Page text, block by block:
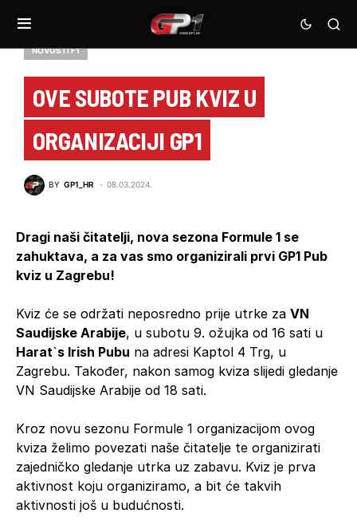
NOVOSTI F1
OVE SUBOTE PUB KVIZ U
ORGANIZACIJI GP1
BY GP1_HR 08.03.2024.
Dragi naši čitatelji, nova sezona Formule 1 se
zahuktava, a za vas smo organizirali prvi GP1 Pub
kviz u Zagrebu!
Kviz će se održati neposredno prije utrke za VN
Saudijske Arabije, u subotu 9. ožujka od 16 sati u
Harat`s Irish Pubu na adresi Kaptol 4 Trg, u
Zagrebu. Također, nakon samog kviza slijedi gledanje
VN Saudijske Arabije od 18 sati.
Kroz novu sezonu Formule 1 organizacijom ovog
kviza želimo povezati naše čitatelje te organizirati
zajedničko gledanje utrka uz zabavu. Kviz je prva
aktivnost koju organiziramo, a bit će takvih
aktivnosti još u budućnosti.